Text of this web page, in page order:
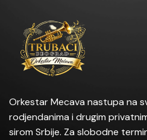
Orkestar Mecava nastupa na
rodjendanima i drugim
sirom Srbije. Za slobodne